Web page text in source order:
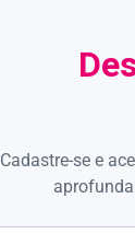
Cadastre-se e